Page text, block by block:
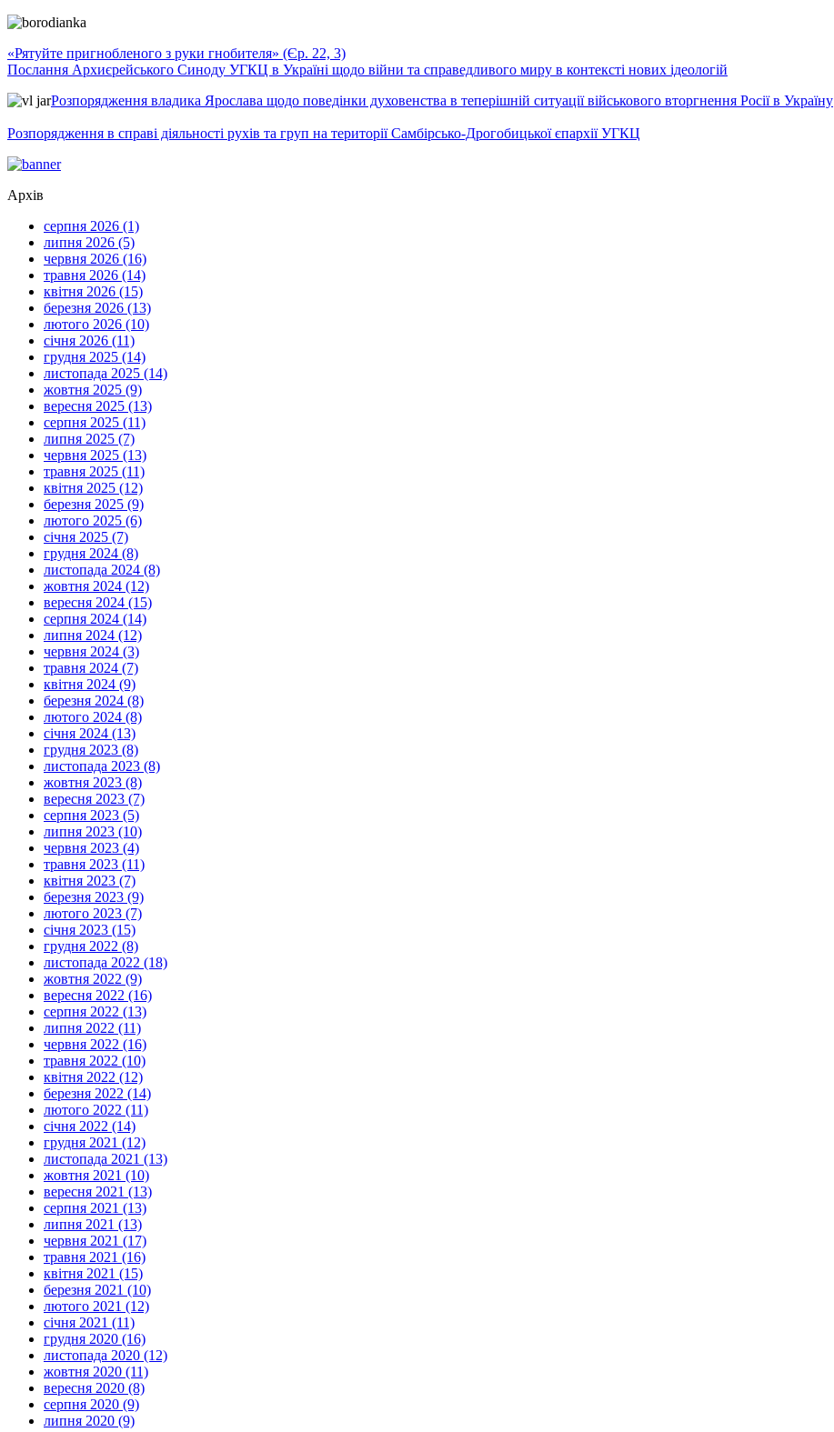
«Рятуйте пригнобленого з руки гнобителя» (Єр. 22, 3)
Послання Архиєрейського Синоду УГКЦ в Україні щодо війни та справедливого миру в контексті нових ідеологій
Розпорядження владика Ярослава щодо поведінки духовенства в теперішній ситуації військового вторгнення Росії в Україну
Розпорядження в справі діяльності рухів та груп на території Самбірсько-Дрогобицької єпархії УГКЦ
Архів
серпня 2026 (1)
липня 2026 (5)
червня 2026 (16)
травня 2026 (14)
квітня 2026 (15)
березня 2026 (13)
лютого 2026 (10)
січня 2026 (11)
грудня 2025 (14)
листопада 2025 (14)
жовтня 2025 (9)
вересня 2025 (13)
серпня 2025 (11)
липня 2025 (7)
червня 2025 (13)
травня 2025 (11)
квітня 2025 (12)
березня 2025 (9)
лютого 2025 (6)
січня 2025 (7)
грудня 2024 (8)
листопада 2024 (8)
жовтня 2024 (12)
вересня 2024 (15)
серпня 2024 (14)
липня 2024 (12)
червня 2024 (3)
травня 2024 (7)
квітня 2024 (9)
березня 2024 (8)
лютого 2024 (8)
січня 2024 (13)
грудня 2023 (8)
листопада 2023 (8)
жовтня 2023 (8)
вересня 2023 (7)
серпня 2023 (5)
липня 2023 (10)
червня 2023 (4)
травня 2023 (11)
квітня 2023 (7)
березня 2023 (9)
лютого 2023 (7)
січня 2023 (15)
грудня 2022 (8)
листопада 2022 (18)
жовтня 2022 (9)
вересня 2022 (16)
серпня 2022 (13)
липня 2022 (11)
червня 2022 (16)
травня 2022 (10)
квітня 2022 (12)
березня 2022 (14)
лютого 2022 (11)
січня 2022 (14)
грудня 2021 (12)
листопада 2021 (13)
жовтня 2021 (10)
вересня 2021 (13)
серпня 2021 (13)
липня 2021 (13)
червня 2021 (17)
травня 2021 (16)
квітня 2021 (15)
березня 2021 (10)
лютого 2021 (12)
січня 2021 (11)
грудня 2020 (16)
листопада 2020 (12)
жовтня 2020 (11)
вересня 2020 (8)
серпня 2020 (9)
липня 2020 (9)